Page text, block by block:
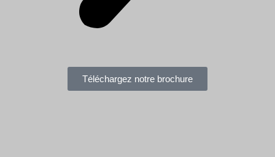
Téléchargez notre brochure